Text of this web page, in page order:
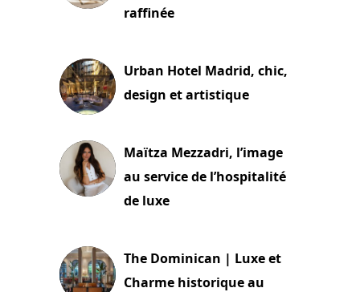
raffinée
Urban Hotel Madrid, chic,
design et artistique
Maïtza Mezzadri, l’image
au service de l’hospitalité
de luxe
The Dominican | Luxe et
Charme historique au